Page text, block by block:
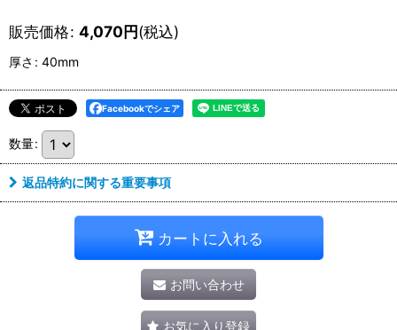
販売価格: 4,070円(税込)
厚さ : 40mm
Facebookでシェア
数量:
返品特約に関する重要事項
カートに入れる
お問い合わせ
お気に入り登録